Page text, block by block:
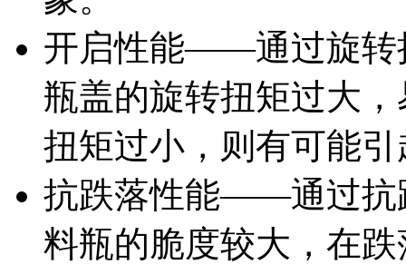
开启性能——通过旋转
瓶盖的旋转扭矩过大
扭矩过小，则有可能
抗跌落性能——通过抗
料瓶的脆度较大，在